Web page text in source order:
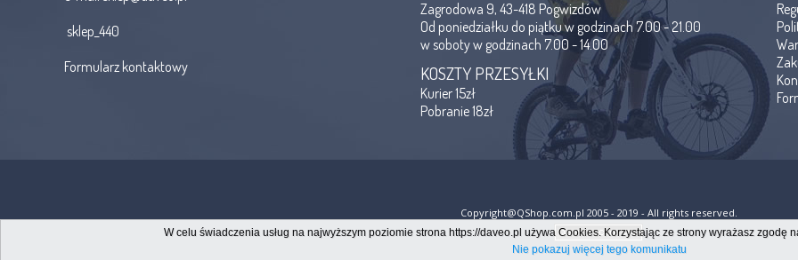
sklep_440
Formularz kontaktowy
Zagrodowa 9, 43-418 Pogwizdów
Od poniedziałku do piątku w godzinach 7.00 - 21.00
w soboty w godzinach 7.00 - 14.00
KOSZTY PRZESYŁKI
Kurier 15zł
Pobranie 18zł
Copyright@QShop.com.pl 2005 - 2019 - All rights reserved.
W celu świadczenia usług na najwyższym poziomie strona https://daveo.pl używa Cookies. Korzystając ze strony wyrażasz zgodę
Nie pokazuj więcej tego komunikatu